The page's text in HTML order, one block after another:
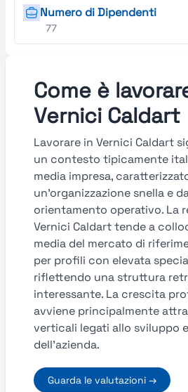
Numero di Dipendenti
77
Come è
Vernici Caldart
Lavorare in Vernici Caldart
un contesto tipicamente
media impresa,
un’organizzazione snella e
orientamento operativo. La
Vernici Caldart tende a
media del mercato di
per profili con elevata
riflettendo una struttura
interessante. La crescita
avviene principalmente
verticali legati allo sviluppo
dell’azienda.
Guarda le valutazioni →